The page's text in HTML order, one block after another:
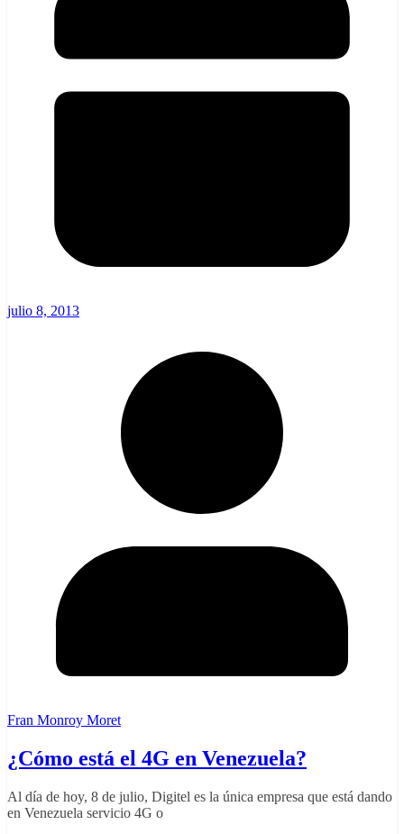
julio 8, 2013
Fran Monroy Moret
¿Cómo está el 4G en Venezuela?
Al día de hoy, 8 de julio, Digitel es la única empresa que está dando
en Venezuela servicio 4G o